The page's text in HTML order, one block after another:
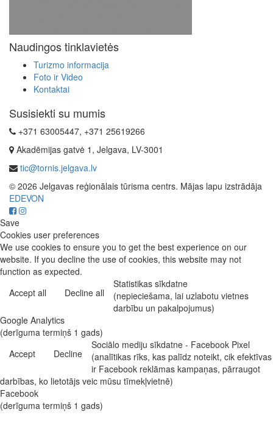
Naudingos tinklavietės
Turizmo informacija
Foto ir Video
Kontaktai
Susisiekti su mumis
+371 63005447, +371 25619266
Akadēmijas gatvė 1, Jelgava, LV-3001
tic@tornis.jelgava.lv
© 2026 Jelgavas reģionālais tūrisma centrs. Mājas lapu izstrādāja
EDEVON
Save
Cookies user preferences
We use cookies to ensure you to get the best experience on our
website. If you decline the use of cookies, this website may not
function as expected.
Accept all
Decline all
Statistikas sīkdatne
(nepieciešama, lai uzlabotu vietnes
darbību un pakalpojumus)
Google Analytics
(derīguma termiņš 1 gads)
Accept
Decline
Sociālo mediju sīkdatne - Facebook Pixel
(analītikas rīks, kas palīdz noteikt, cik efektīvas
ir Facebook reklāmas kampaņas, pārraugot
darbības, ko lietotājs veic mūsu tīmekļvietnē)
Facebook
(derīguma termiņš 1 gads)